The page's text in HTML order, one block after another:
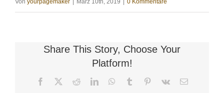
Von yourpagemaker März 10th, 2019 0 Kommentare
Share This Story, Choose Your
Platform!
Facebook RedditLinkedInWhatsApp
Tumblr Pinterest
Vk
E-